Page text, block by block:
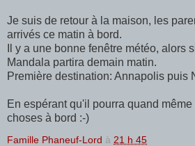
Je suis de retour à la maison, les
arrivés ce matin à bord.
Il y a une bonne fenêtre météo, alors
Mandala partira demain matin.
Première destination: Annapolis puis
En espérant qu'il pourra quand
choses à bord :-)
Famille Phaneuf-Lord à 21 h 45